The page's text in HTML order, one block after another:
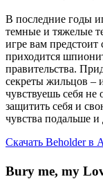
В последние годы
темные и тяжелые
игре вам предстоит
приходится
правительства.
секреты жильцов –
чувствуешь себя
защитить себя и
чувства подальше и
Скачать Beholder в
Bury me, my